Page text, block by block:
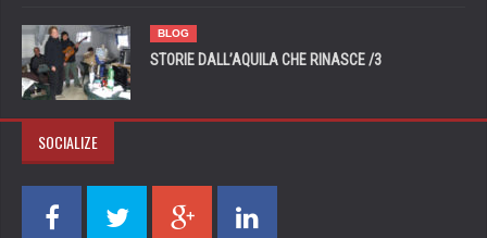
BLOG
STORIE DALL’AQUILA CHE RINASCE /3
SOCIALIZE